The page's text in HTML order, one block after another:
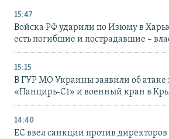
15:47
Войска РФ ударили по Изюму в
есть погибшие и пострадавшие –
15:15
В ГУР МО Украины заявили об атаке
«Панцирь-С1» и военный кран в
14:40
ЕС ввел санкции против директоров